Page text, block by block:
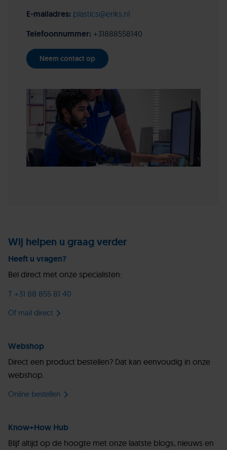
E-mailadres: plastics@eriks.nl
Telefoonnummer: +31888558140
Neem contact op
Wij helpen u graag verder
Heeft u vragen?
Bel direct met onze specialisten:
T +31 88 855 81 40
Of mail direct
Webshop
Direct een product bestellen? Dat kan eenvoudig in onze
webshop.
Online bestellen
Know+How Hub
Blijf altijd op de hoogte met onze laatste blogs, nieuws en